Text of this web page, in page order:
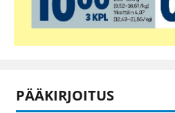
PÄÄKIRJOITUS